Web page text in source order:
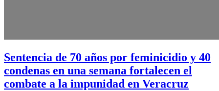
Sentencia de 70 años por feminicidio y 40
condenas en una semana fortalecen el
combate a la impunidad en Veracruz